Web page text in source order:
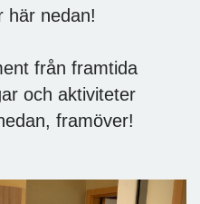
här nedan!
från framtida
och aktiviteter
framöver!